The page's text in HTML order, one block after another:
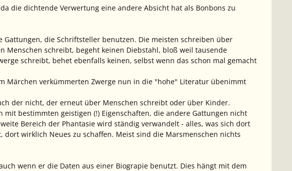
die dichtende Verwertung eine andere Absicht hat als Bonbons zu
Gattungen, die Schriftsteller benutzen. Die meisten schreiben über
Menschen schreibt, begeht keinen Diebstahl, bloß weil tausende
schreibt, behet ebenfalls keinen, selbst wenn das schon mal gemacht
Märchen verkümmerten Zwerge nun in die "hohe" Literatur übenimmt
der nicht, der erneut über Menschen schreibt oder über Kinder.
bestimmten geistigen (!) Eigenschaften, die andere Gattungen nicht
Bereich der Phantasie wird ständig verwandelt - alles, was sich dort
wirklich Neues zu schaffen. Meist sind die Marsmenschen nichts
wenn er die Daten aus einer Biograpie benutzt. Dies hängt mit dem